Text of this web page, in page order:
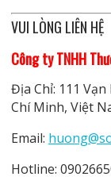
VUI LÒNG LIÊN HỆ
Công ty TNHH
Địa Chỉ: 111
Chí Minh, Việt
Email:
Hotline: